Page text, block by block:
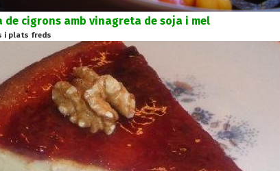
de cigrons amb vinagreta de soja i mel
i plats freds